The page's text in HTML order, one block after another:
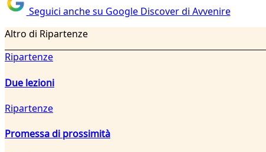
Seguici anche su Google Discover di Avvenire
Altro di Ripartenze
Ripartenze
Due lezioni
Ripartenze
Promessa di prossimità